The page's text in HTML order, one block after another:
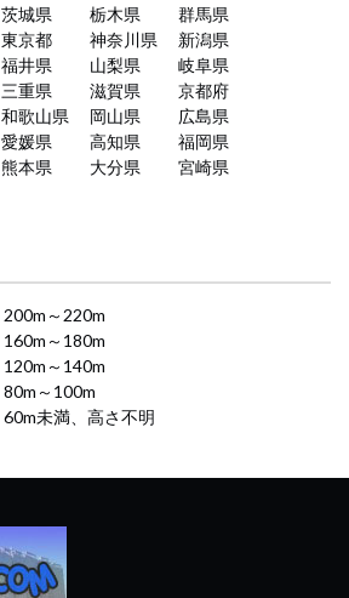
茨城県 栃木県
群馬県
東京都 神奈川県
新潟県
福井県 山梨県
岐阜県
三重県 滋賀県
京都府
和歌山県 岡山県
広島県
愛媛県 高知県
福岡県
熊本県 大分県
宮崎県
200m～220m
160m～180m
120m～140m
80m～100m
60m未満、高さ不明